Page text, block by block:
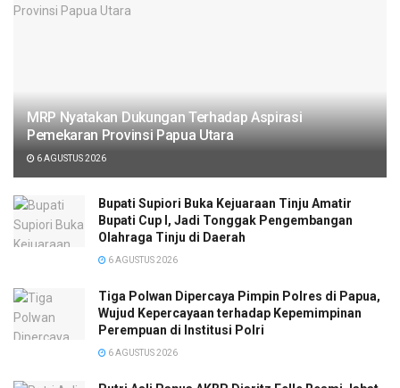
MRP Nyatakan Dukungan Terhadap Aspirasi
Pemekaran Provinsi Papua Utara
6 AGUSTUS 2026
Bupati Supiori Buka Kejuaraan Tinju Amatir
Bupati Cup I, Jadi Tonggak Pengembangan
Olahraga Tinju di Daerah
6 AGUSTUS 2026
Tiga Polwan Dipercaya Pimpin Polres di Papua,
Wujud Kepercayaan terhadap Kepemimpinan
Perempuan di Institusi Polri
6 AGUSTUS 2026